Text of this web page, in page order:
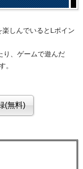
しんでいるとLポイン
り、ゲームで遊んだ
。